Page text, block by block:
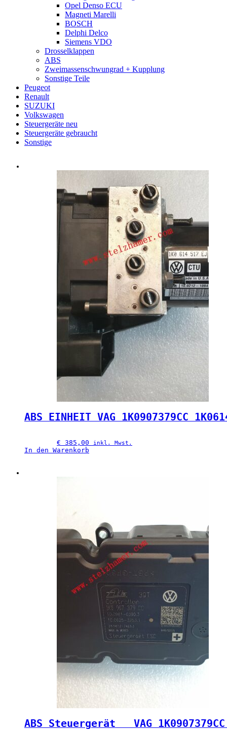
Opel Denso ECU
Magneti Marelli
BOSCH
Delphi Delco
Siemens VDO
Drosselklappen
ABS
Zweimassenschwungrad + Kupplung
Sonstige Teile
Peugeot
Renault
SUZUKI
Volkswagen
Steuergeräte neu
Steuergeräte gebraucht
Sonstige
ABS EINHEIT VAG 1K0907379CC
€ 385,00 inkl. Mwst.
In den Warenkorb
ABS Steuergerät   VAG